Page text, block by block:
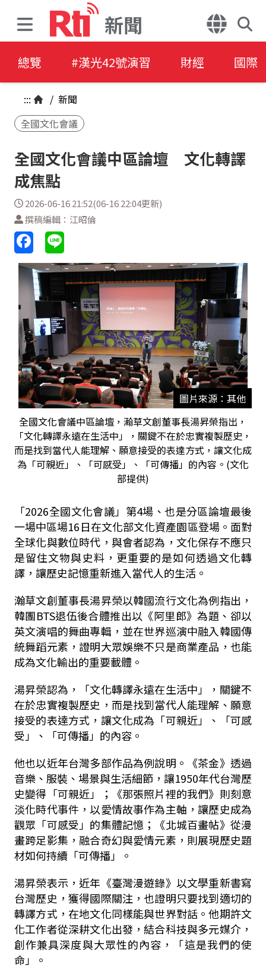
新聞
總覽 #漢光42號演習 財經 國際
::: / 新聞
全國文化會議
全國文化會議中區論壇 文化轉譯
成焦點
2026-06-16 21:52(06-16 22:04更新)
撰稿編輯：江昭倫
圖片來源：其他
全國文化會議中區論壇，瀚草文創董事長湯昇榮指出，
「文化轉譯永遠在生活中」，關鍵不在於忠實複製歷史，
而是找到當代人能理解、願意接受的表達方式，讓文化成
為「可親近」、「可感受」、「可傳播」的內容。(文化
部提供)
「2026全國文化會議」第4場、也是分區論壇最後
一場中區場16日在文化部文化資產園區登場。面對
全球化與數位時代，與會者認為，文化保存不應只
是留住文物與史料，更重要的是如何透過文化轉
譯，讓歷史記憶重新進入當代人的生活。
瀚草文創董事長湯昇榮以韓國流行文化為例指出，
韓團BTS退伍後合體推出以《阿里郎》為題、卻以
英文演唱的舞曲專輯，並在世界巡演中融入韓國傳
統舞蹈元素，證明大眾娛樂不只是商業產品，也能
成為文化輸出的重要載體。
湯昇榮認為，「文化轉譯永遠在生活中」，關鍵不
在於忠實複製歷史，而是找到當代人能理解、願意
接受的表達方式，讓文化成為「可親近」、「可感
受」、「可傳播」的內容。
他也以近年台灣多部作品為例說明。《茶金》透過
音樂、服裝、場景與生活細節，讓1950年代台灣歷
史變得「可親近」；《那張照片裡的我們》則刻意
淡化時代事件，以愛情故事作為主軸，讓歷史成為
觀眾「可感受」的集體記憶；《北城百畫帖》從漫
畫跨足影集，融合奇幻與愛情元素，則展現歷史題
材如何持續「可傳播」。
湯昇榮表示，近年《臺灣漫遊錄》以文學重新書寫
台灣歷史，獲得國際關注，也證明只要找到適切的
轉譯方式，在地文化同樣能與世界對話。他期許文
化工作者從深耕文化出發，結合科技與多元媒介，
創作兼具深度與大眾性的內容，「這是我們的使
命」。